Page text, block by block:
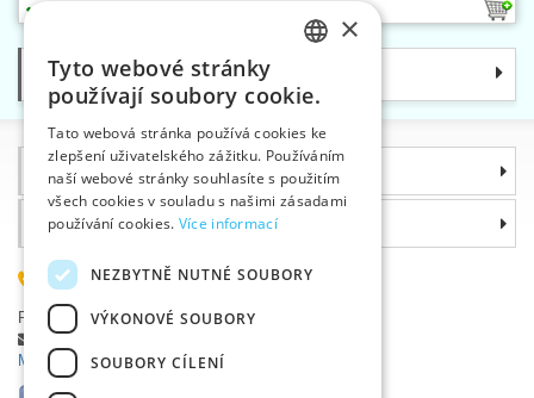
Kategorie
Informace
Proč si zvolit právě nás
585 051 217
Plzeňská 868, 783 91 Uničov, Česká republika
Položit dotaz
Máte problémy s přihlášením ?
ENGLISH
GERMAN
×
Tyto webové stránky
používají soubory cookie.
Tato webová stránka používá cookies ke
zlepšení uživatelského zážitku. Používáním
naší webové stránky souhlasíte s použitím
všech cookies v souladu s našimi zásadami
používání cookies. Více informací
NEZBYTNĚ NUTNÉ SOUBORY
VÝKONOVÉ SOUBORY
SOUBORY CÍLENÍ